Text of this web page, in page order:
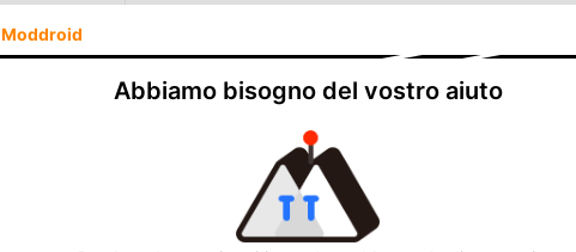
ふんどしパレード
Moddroid
Abbiamo bisogno del vostro aiuto